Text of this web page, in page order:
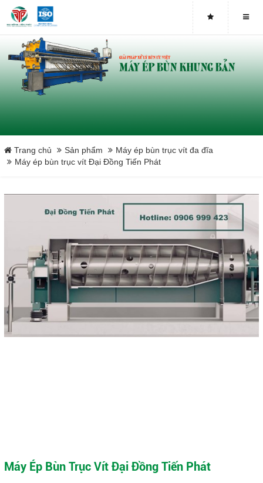
Máy ép bùn trục vít DDTP-MSP-251
Máy ép bùn trục vít DDTP-MSP-252
Máy ép bùn trục vít DDTP-MSP-253
Máy ép bùn trục vít DDTP-MSP-302
Máy ép bùn trục vít DDTP-MSP-303
Máy ép bùn trục vít DDTP-MSP-401
Máy ép bùn trục vít DDTP-MSP-402
Máy ép bùn trục vít DDTP-MSP-403
Máy ép bùn trục vít DDTP-MSP-404
Close
Trang chủ Sản phẩm
Máy ép bùn trục vít đa đĩa
Máy ép bùn trục vít Đại Đồng Tiến Phát
Máy Ép Bùn Trục Vít Đại Đồng Tiến Phát